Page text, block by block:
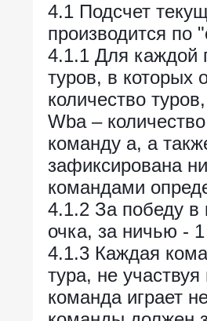
4.1 Подсчет
производится по
4.1.1 Для каждой
туров, в которых
количество
Wba –
команду a, а
зафиксирована
командами
4.1.2 За победу в
очка, за ничью -
4.1.3 Каждая
турa, не
команда играет